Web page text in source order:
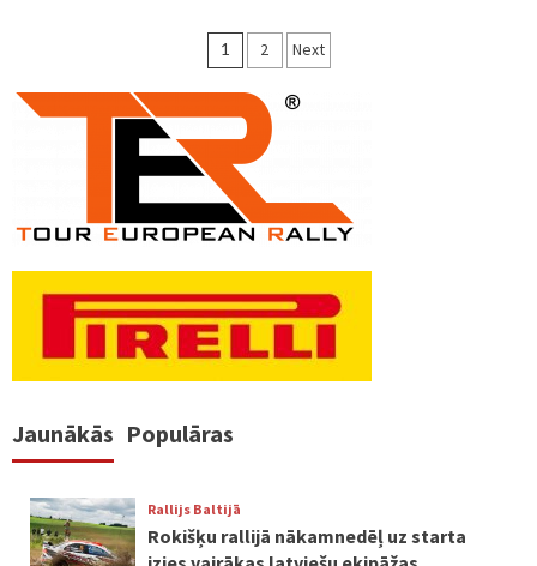
Ziņu
numerācija
pēc
lappusēm
1 2 Next
Jaunākās Populāras
Rallijs Baltijā
Rokišķu rallijā nākamnedēļ uz starta